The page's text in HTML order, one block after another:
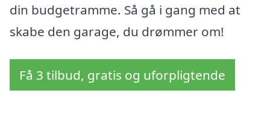
din budgetramme. Så gå i gang med at
skabe den garage, du drømmer om!
Få 3 tilbud, gratis og uforpligtende